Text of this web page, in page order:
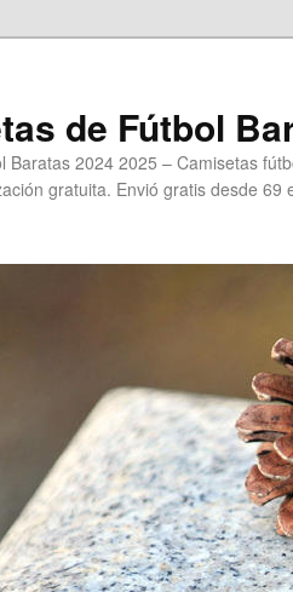
de Fútbol
Baratas 2024 2025 – Camisetas
gratuita. Envió gratis desde 69